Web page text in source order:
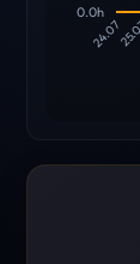
0.0h
24.07